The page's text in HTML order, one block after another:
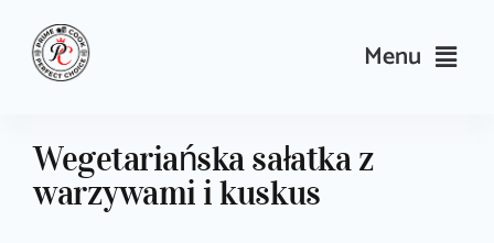
content
Menu
Kulinarne triki i porady
Wegetariańska sałatka z
warzywami i kuskus